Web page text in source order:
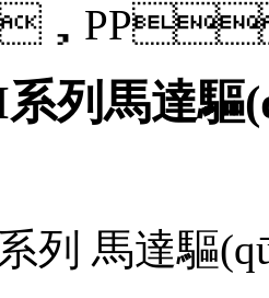
PP
列馬達驅
列 馬達驅